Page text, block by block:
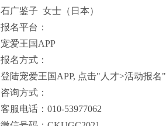
石广鉴子 女士（日本）
报名平台：
宠爱王国APP
报名方式：
登陆宠爱王国APP, 点击"人才>活动报名"
咨询方式：
客服电话：010-53977062